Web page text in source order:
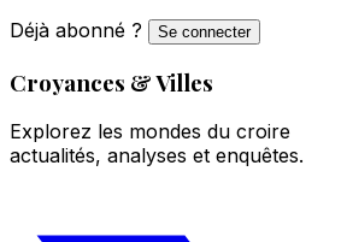
Déjà abonné ?
Se connecter
Croyances & Villes
Explorez les mondes du croire
actualités, analyses et enquêtes.